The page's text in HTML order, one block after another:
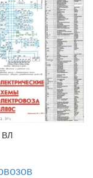
ВЛ